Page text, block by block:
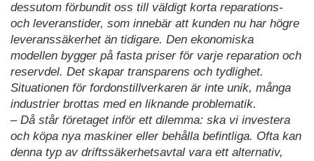
dessutom förbundit oss till väldigt korta reparations-
och leveranstider, som innebär att kunden nu har högre
leveranssäkerhet än tidigare. Den ekonomiska
modellen bygger på fasta priser för varje reparation och
reservdel. Det skapar transparens och tydlighet.
Situationen för fordonstillverkaren är inte unik, många
industrier brottas med en liknande problematik.
– Då står företaget inför ett dilemma: ska vi investera
och köpa nya maskiner eller behålla befintliga. Ofta kan
denna typ av driftssäkerhetsavtal vara ett alternativ,